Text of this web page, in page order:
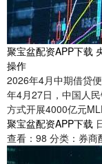
聚宝盆配资APP下载
操作
2026年4月中期借贷
年4月27日，中国人
方式开展4000亿元
聚宝盆配资APP下载
查看： 98 分类： 券商